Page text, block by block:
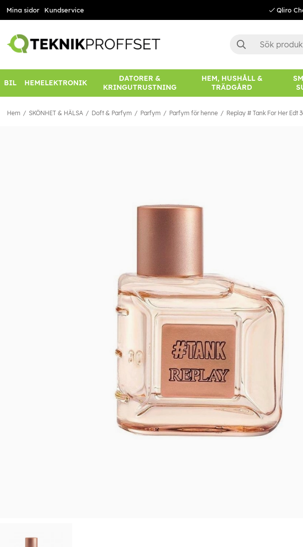
Mina sidor Kundservice Qliro
BIL HEMELEKTRONIK
DATORER &
KRINGUTRUSTNING
HEM, HUSHÅLL &
TRÄDGÅRD
Hem SKÖNHET & HÄLSA Doft & Parfym Parfym Parfym för henne Replay # Tank For Her Edt